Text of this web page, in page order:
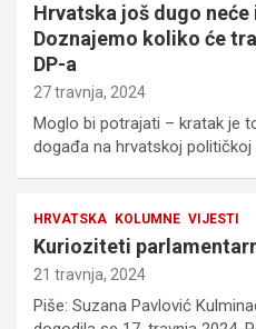
Hrvatska još dugo
Doznajemo koliko će
DP-a
27 travnja, 2024
Moglo bi potrajati – kratak je
događa na hrvatskoj političkoj
HRVATSKA KOLUMNE VIJESTI
Kurioziteti
21 travnja, 2024
Piše: Suzana Pavlović